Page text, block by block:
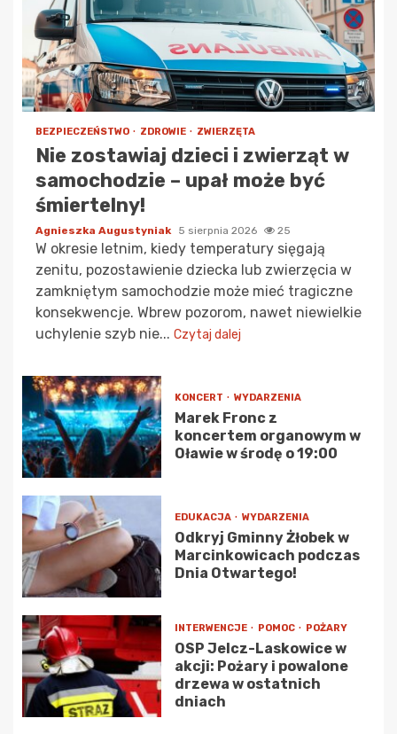
BEZPIECZEŃSTWO ZDROWIE ZWIERZĘTA
Nie zostawiaj dzieci i zwierząt w
samochodzie – upał może być
śmiertelny!
Agnieszka Augustyniak 5 sierpnia 2026 25
W okresie letnim, kiedy temperatury sięgają
zenitu, pozostawienie dziecka lub zwierzęcia w
zamkniętym samochodzie może mieć tragiczne
konsekwencje. Wbrew pozorom, nawet niewielkie
uchylenie szyb nie... Czytaj dalej
KONCERT WYDARZENIA
Marek Fronc z
koncertem organowym w
Oławie w środę o 19:00
EDUKACJA WYDARZENIA
Odkryj Gminny Żłobek w
Marcinkowicach podczas
Dnia Otwartego!
INTERWENCJE POMOC POŻARY
OSP Jelcz-Laskowice w
akcji: Pożary i powalone
drzewa w ostatnich
dniach